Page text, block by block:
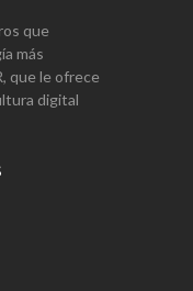
que
más
que le ofrece
digital